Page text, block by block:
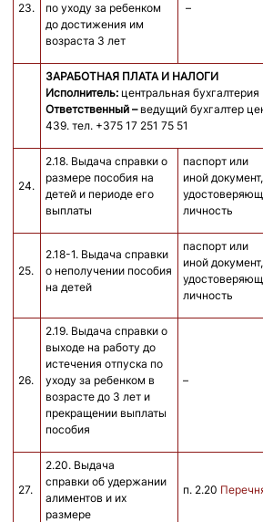
23.
по уходу за ребенком
до достижения им
возраста 3 лет
–
ЗАРАБОТНАЯ ПЛАТА И НАЛОГИ
Исполнитель: центральная бухгалтерия
Ответственный – ведущий бухгалтер
439. тел. +375 17 251 75 51
24.
2.18. Выдача справки о
размере пособия на
детей и периоде его
выплаты
паспорт или
иной документ,
личность
25.
2.18-1. Выдача справки
о неполучении пособия
на детей
паспорт или
иной документ,
личность
26.
2.19. Выдача справки о
выходе на работу до
истечения отпуска по
уходу за ребенком в
возрасте до 3 лет и
прекращении выплаты
пособия
–
27.
2.20. Выдача
справки об удержании
алиментов и их
размере
п. 2.20